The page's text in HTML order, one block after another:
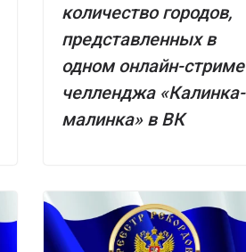
количество городов,
представленных в
одном онлайн-стриме
челленджа «Калинка-
малинка» в ВК